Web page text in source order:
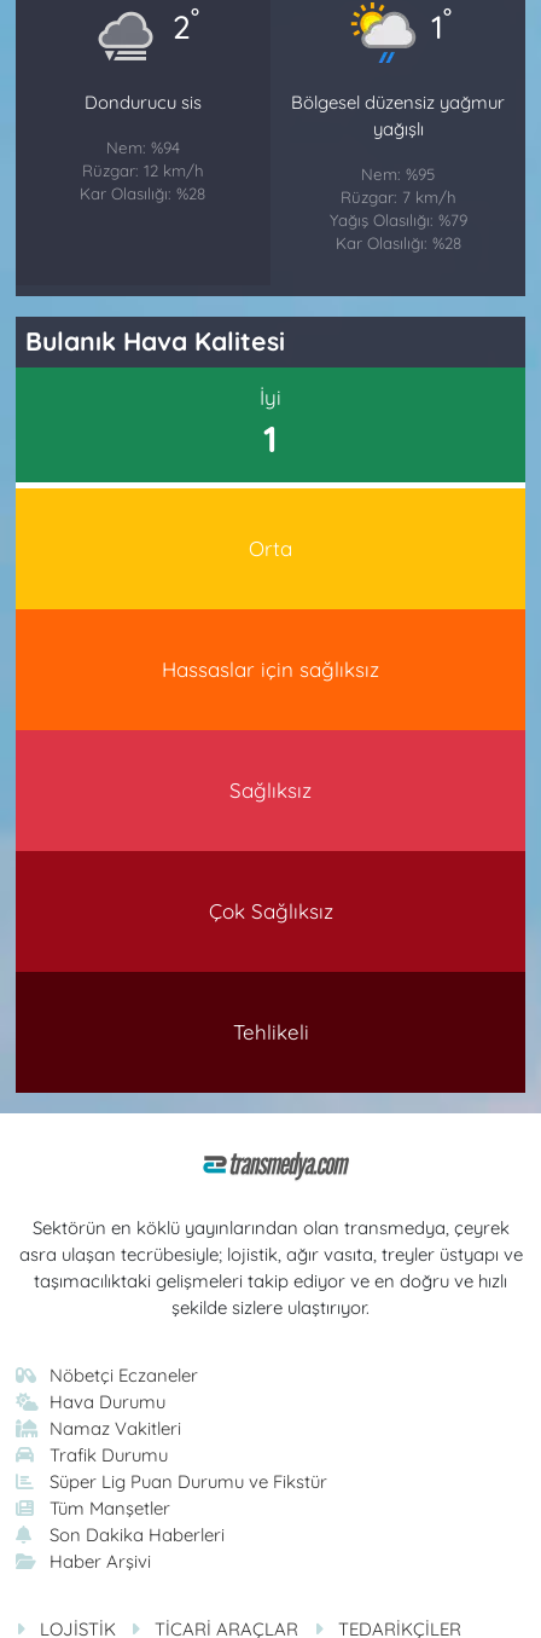
2°
Dondurucu sis
Nem: %94
Rüzgar: 12 km/h
Kar Olasılığı: %28
1°
Bölgesel düzensiz yağmur
yağışlı
Nem: %95
Rüzgar: 7 km/h
Yağış Olasılığı: %79
Kar Olasılığı: %28
Bulanık Hava Kalitesi
İyi
1
Orta
Hassaslar için sağlıksız
Sağlıksız
Çok Sağlıksız
Tehlikeli
Sektörün en köklü yayınlarından olan transmedya, çeyrek
asra ulaşan tecrübesiyle; lojistik, ağır vasıta, treyler üstyapı ve
taşımacılıktaki gelişmeleri takip ediyor ve en doğru ve hızlı
şekilde sizlere ulaştırıyor.
Nöbetçi Eczaneler
Hava Durumu
Namaz Vakitleri
Trafik Durumu
Süper Lig Puan Durumu ve Fikstür
Tüm Manşetler
Son Dakika Haberleri
Haber Arşivi
LOJİSTİK TİCARİ ARAÇLAR TEDARİKÇİLER